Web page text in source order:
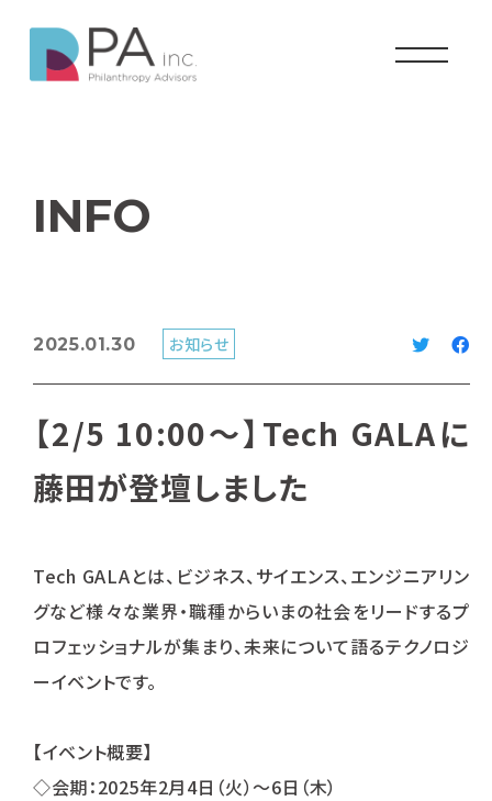
INFO
2025.01.30 お知らせ
【2/5 10:00～】Tech GALAに
藤田が登壇しました
Tech GALAとは、ビジネス、サイエンス、エンジニアリン
グなど様々な業界・職種からいまの社会をリードするプ
ロフェッショナルが集まり、未来について語るテクノロジ
ーイベントです。
【イベント概要】
◇会期：2025年2月4日（火）～6日（木）